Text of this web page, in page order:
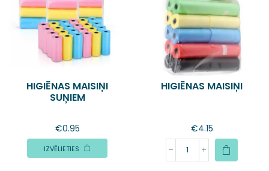
HIGIĒNAS MAISIŅI
SUŅIEM
€0.95
IZVĒLIETIES
HIGIĒNAS MAISIŅI
€4.15